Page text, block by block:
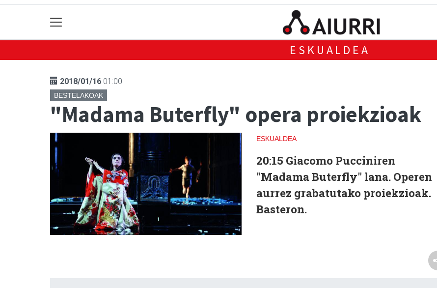
ESKUALDEA
2018/01/16 01:00
BESTELAKOAK
"Madama Buterfly" opera proiekzioak
ESKUALDEA
20:15 Giacomo Pucciniren
"Madama Buterfly" lana. Operen
aurrez grabatutako proiekzioak.
Basteron.